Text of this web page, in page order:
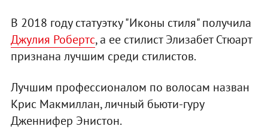
В 2018 году статуэтку "Иконы стиля" получила
Джулия Робертс, а ее стилист Элизабет Стюарт
признана лучшим среди стилистов.
Лучшим профессионалом по волосам назван
Крис Макмиллан, личный бьюти-гуру
Дженнифер Энистон.